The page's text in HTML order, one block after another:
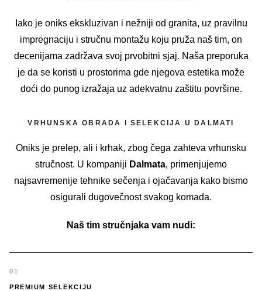
Iako je oniks ekskluzivan i nežniji od granita, uz pravilnu
impregnaciju i stručnu montažu koju pruža naš tim, on
decenijama zadržava svoj prvobitni sjaj. Naša preporuka
je da se koristi u prostorima gde njegova estetika može
doći do punog izražaja uz adekvatnu zaštitu površine.
VRHUNSKA OBRADA I SELEKCIJA U DALMATI
Oniks je prelep, ali i krhak, zbog čega zahteva vrhunsku
stručnost. U kompaniji Dalmata, primenjujemo
najsavremenije tehnike sečenja i ojačavanja kako bismo
osigurali dugovečnost svakog komada.
Naš tim stručnjaka vam nudi:
PREMIUM SELEKCIJU